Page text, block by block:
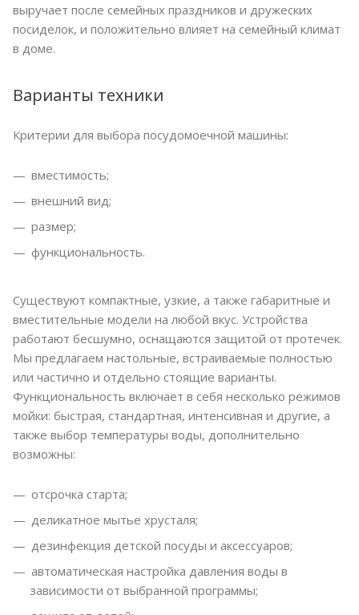
выручает после семейных праздников и дружеских
посиделок, и положительно влияет на семейный климат
в доме.
Варианты техники
Критерии для выбора посудомоечной машины:
вместимость;
внешний вид;
размер;
функциональность.
Существуют компактные, узкие, а также габаритные и
вместительные модели на любой вкус. Устройства
работают бесшумно, оснащаются защитой от протечек.
Мы предлагаем настольные, встраиваемые полностью
или частично и отдельно стоящие варианты.
Функциональность включает в себя несколько режимов
мойки: быстрая, стандартная, интенсивная и другие, а
также выбор температуры воды, дополнительно
возможны:
отсрочка старта;
деликатное мытье хрусталя;
дезинфекция детской посуды и аксессуаров;
автоматическая настройка давления воды в
зависимости от выбранной программы;